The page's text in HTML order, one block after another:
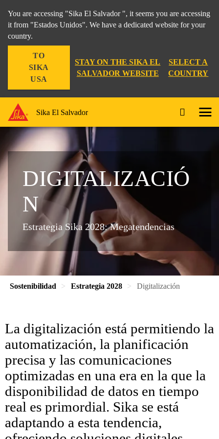
You are accessing "Sika El Salvador ", it seems you are accessing
it from "Estados Unidos". We have a dedicated website for your
country.
TO
SIKA
USA
STAY ON THE SIKA EL
SALVADOR WEBSITE
SELECT A
COUNTRY
Sika El Salvador
DIGITALIZACIÓ
N
Estrategia Sika 2028: Megatendencias
Sostenibilidad Estrategia 2028 Digitalización
La digitalización está permitiendo la
automatización, la planificación
precisa y las comunicaciones
optimizadas en una era en la que la
disponibilidad de datos en tiempo
real es primordial. Sika se está
adaptando a esta tendencia,